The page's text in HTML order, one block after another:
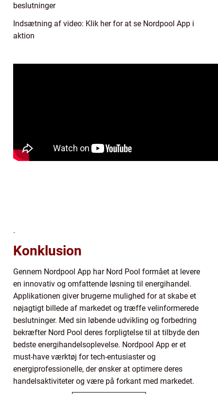
beslutninger
Indsætning af video: Klik her for at se Nordpool App i
aktion
.
Konklusion
Gennem Nordpool App har Nord Pool formået at levere
en innovativ og omfattende løsning til energihandel.
Applikationen giver brugerne mulighed for at skabe et
nøjagtigt billede af markedet og træffe velinformerede
beslutninger. Med sin løbende udvikling og forbedring
bekræfter Nord Pool deres forpligtelse til at tilbyde den
bedste energihandelsoplevelse. Nordpool App er et
must-have værktøj for tech-entusiaster og
energiprofessionelle, der ønsker at optimere deres
handelsaktiviteter og være på forkant med markedet.